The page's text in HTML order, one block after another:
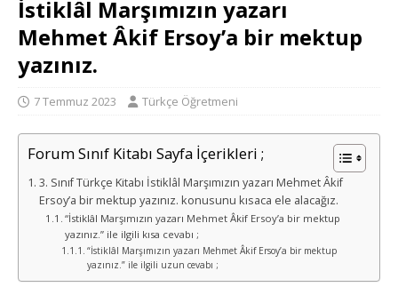
İstiklâl Marşımızın yazarı
Mehmet Âkif Ersoy’a bir mektup
yazınız.
7 Temmuz 2023 Türkçe Öğretmeni
Forum Sınıf Kitabı Sayfa İçerikleri ;
3. Sınıf Türkçe Kitabı İstiklâl Marşımızın yazarı Mehmet Âkif
Ersoy’a bir mektup yazınız. konusunu kısaca ele alacağız.
“İstiklâl Marşımızın yazarı Mehmet Âkif Ersoy’a bir mektup
yazınız.” ile ilgili kısa cevabı ;
“İstiklâl Marşımızın yazarı Mehmet Âkif Ersoy’a bir mektup
yazınız.” ile ilgili uzun cevabı ;